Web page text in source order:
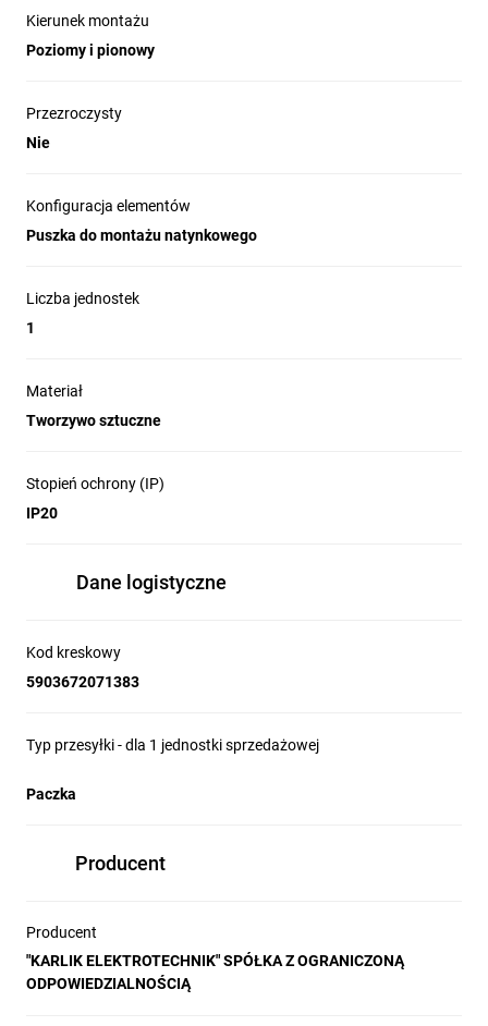
Kierunek montażu
Poziomy i pionowy
Przezroczysty
Nie
Konfiguracja elementów
Puszka do montażu natynkowego
Liczba jednostek
1
Materiał
Tworzywo sztuczne
Stopień ochrony (IP)
IP20
Dane logistyczne
Kod kreskowy
5903672071383
Typ przesyłki - dla 1 jednostki sprzedażowej
Paczka
Producent
Producent
"KARLIK ELEKTROTECHNIK" SPÓŁKA Z OGRANICZONĄ
ODPOWIEDZIALNOŚCIĄ